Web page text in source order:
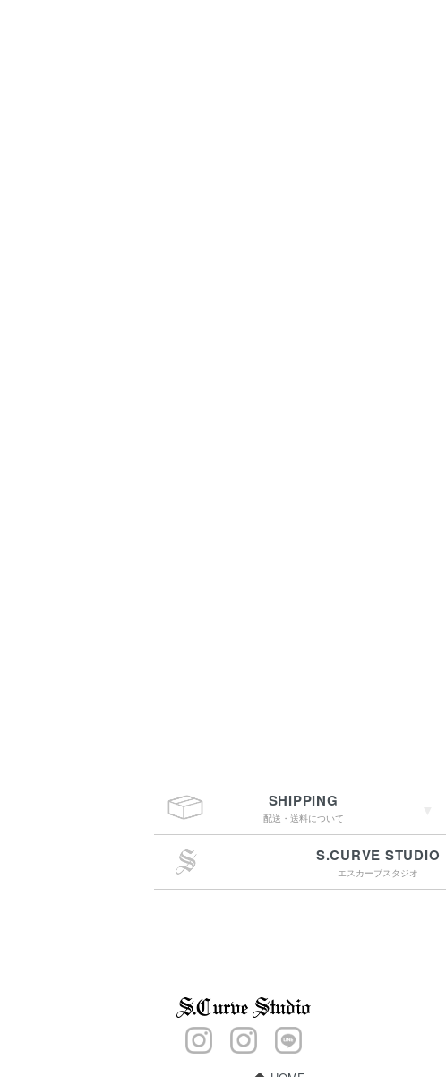
SHIPPING
配送・送料について
￥4,400（税込）以上
最短翌営業日配送
S.CURVE STUDIO
エスカーブスタジオ